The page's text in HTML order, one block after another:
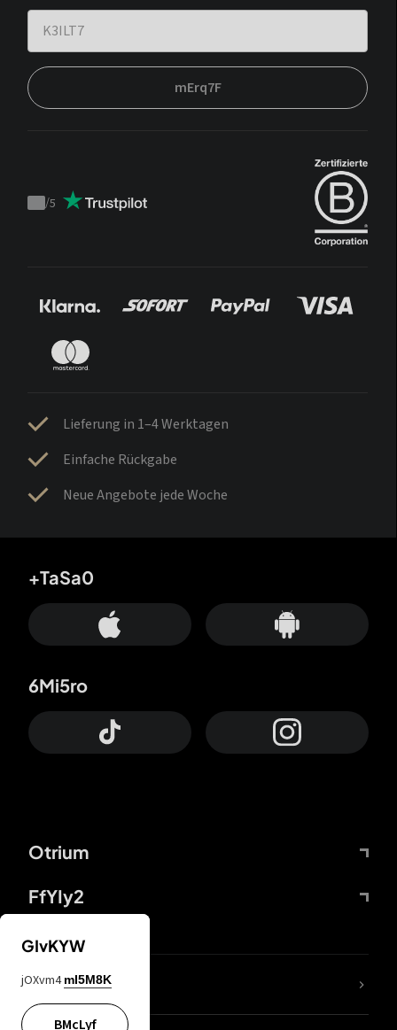
mErq7F
Trustpilot
/5
Lieferung in 1–4 Werktagen
Einfache Rückgabe
Neue Angebote jede Woche
Otrium
FfYIy2
+TaSa0
6Mi5ro
DDcvSo
GIvKYW
jOXvm4 mI5M8K
BMcLyf